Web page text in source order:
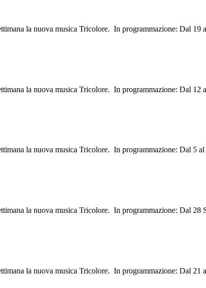
la nuova musica Tricolore. In programmazione: Dal 19
la nuova musica Tricolore. In programmazione: Dal 12
la nuova musica Tricolore. In programmazione: Dal 5 al
la nuova musica Tricolore. In programmazione: Dal 28
la nuova musica Tricolore. In programmazione: Dal 21